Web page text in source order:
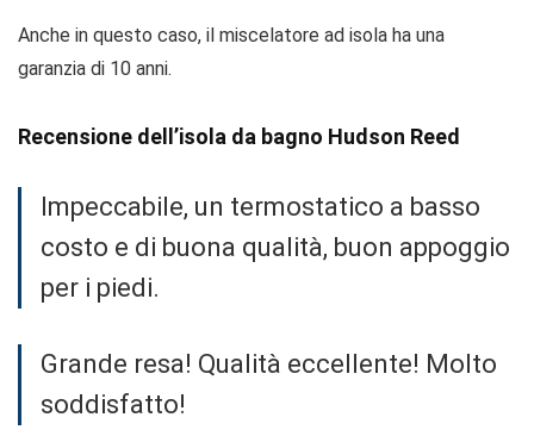
Anche in questo caso, il miscelatore ad isola ha una
garanzia di 10 anni.
Recensione dell’isola da bagno Hudson Reed
Impeccabile, un termostatico a basso
costo e di buona qualità, buon appoggio
per i piedi.
Grande resa! Qualità eccellente! Molto
soddisfatto!